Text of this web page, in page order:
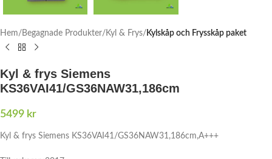
Hem Begagnade Produkter Kyl & Frys Kylskåp och Frysskåp paket
Kyl & frys Siemens
KS36VAI41/GS36NAW31,186cm
5499 kr
Kyl & frys Siemens KS36VAI41/GS36NAW31,186cm,A+++